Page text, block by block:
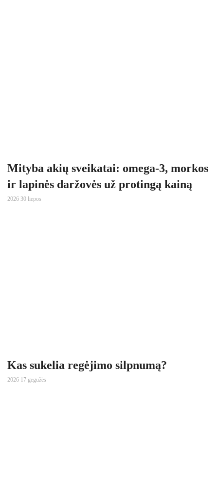
Mityba akių sveikatai: omega-3, morkos
ir lapinės daržovės už protingą kainą
2026 30 liepos
Kas sukelia regėjimo silpnumą?
2026 17 gegužės